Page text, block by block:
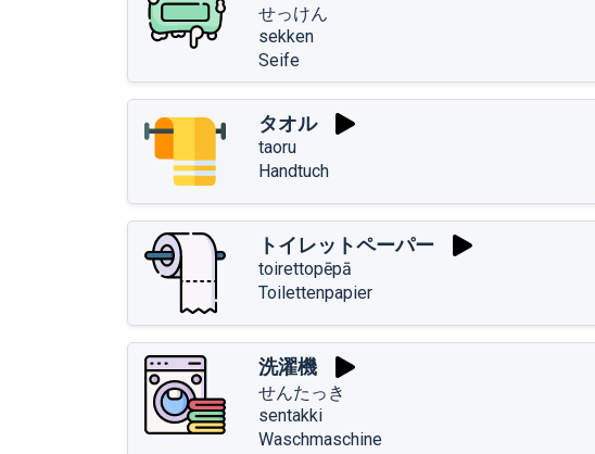
せっけん
sekken
Seife
タオル
taoru
Handtuch
トイレットペーパー
toirettopēpā
Toilettenpapier
洗濯機
せんたっき
sentakki
Waschmaschine